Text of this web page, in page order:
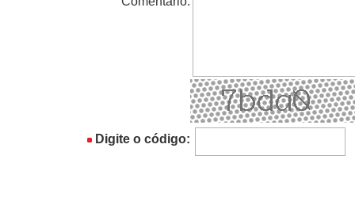
Digite o código: